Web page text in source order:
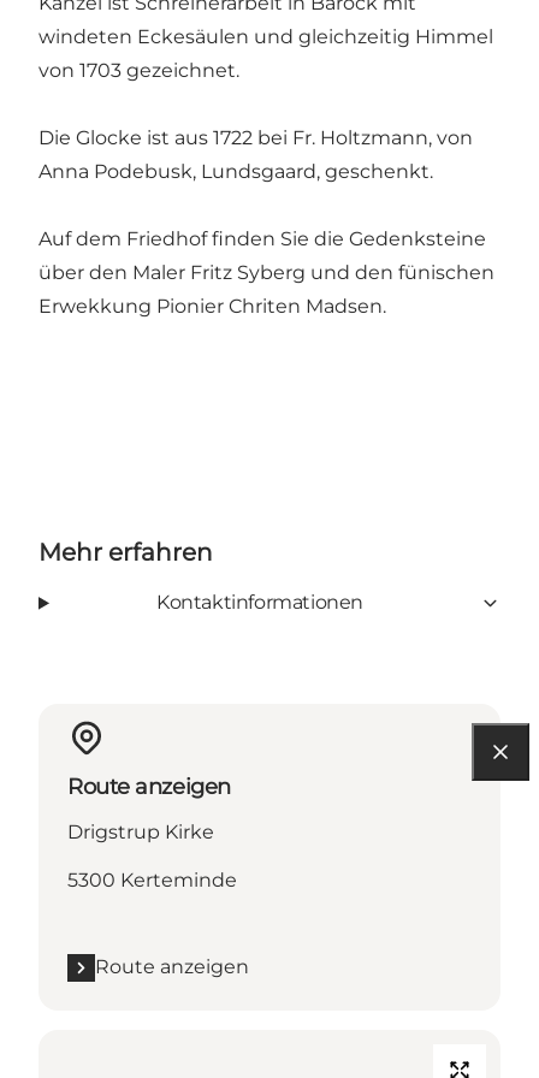
windeten Eckesäulen und gleichzeitig Himmel
von 1703 gezeichnet.
Die Glocke ist aus 1722 bei Fr. Holtzmann, von
Anna Podebusk, Lundsgaard, geschenkt.
Auf dem Friedhof finden Sie die Gedenksteine
über den Maler Fritz Syberg und den fünischen
Erwekkung Pionier Chriten Madsen.
Mehr erfahren
Kontaktinformationen
Route anzeigen
Drigstrup Kirke
5300 Kerteminde
Route anzeigen